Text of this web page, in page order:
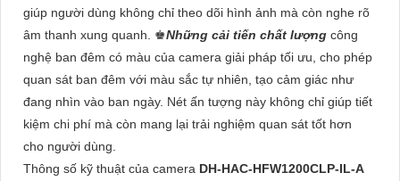
giúp người dùng không chỉ theo dõi hình ảnh mà còn nghe rõ
âm thanh xung quanh. ♚Những cải tiến chất lượng công
nghệ ban đêm có màu của camera giải pháp tối ưu, cho phép
quan sát ban đêm với màu sắc tự nhiên, tạo cảm giác như
đang nhìn vào ban ngày. Nét ấn tượng này không chỉ giúp tiết
kiệm chi phí mà còn mang lại trải nghiệm quan sát tốt hơn
cho người dùng.
Thông số kỹ thuật của camera DH-HAC-HFW1200CLP-IL-A